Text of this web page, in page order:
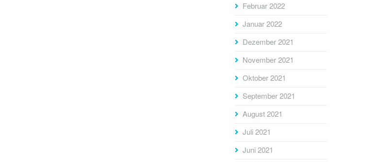
Februar 2022
Januar 2022
Dezember 2021
November 2021
Oktober 2021
September 2021
August 2021
Juli 2021
Juni 2021